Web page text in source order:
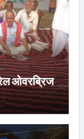
ओवरब्रिज